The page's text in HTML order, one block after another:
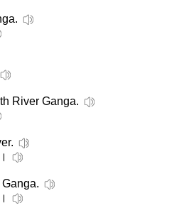
River Ganga.